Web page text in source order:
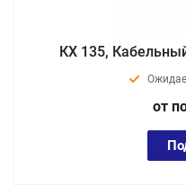
КХ 135,
от